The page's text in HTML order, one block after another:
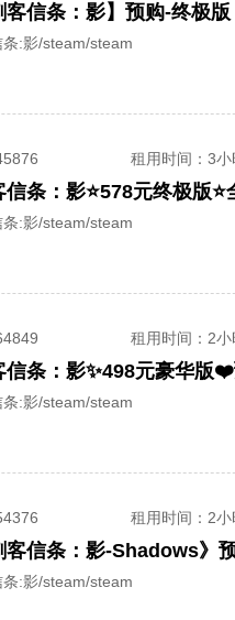
客信条：影】预购-终极
条:影/steam/steam
租用时间 ：3
信条：影⭐578元终极版
条:影/steam/steam
租用时间 ：2
信条：影✨498元豪华版❤️
条:影/steam/steam
租用时间 ：2
客信条：影-Shadows》
条:影/steam/steam